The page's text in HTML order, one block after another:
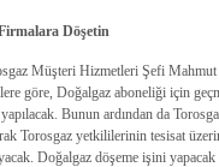
Döşetin
Müşteri Hizmetleri Şefi
göre, Doğalgaz aboneliği için
Bunun ardından da
Torosgaz yetkililerinin tesisat
Doğalgaz döşeme işini